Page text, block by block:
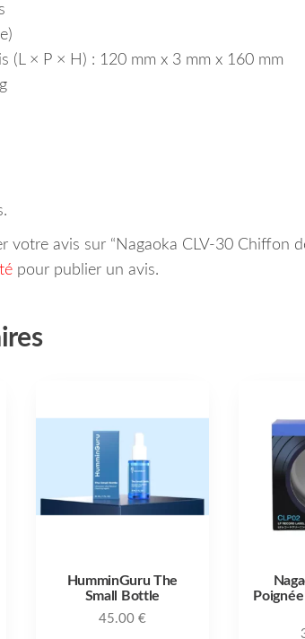
(L × P × H) : 120 mm x 3 mm x 160 mm
votre avis sur “Nagaoka CLV-30 Chiffon
pour publier un avis.
HumminGuru The
Small Bottle
45.00 €